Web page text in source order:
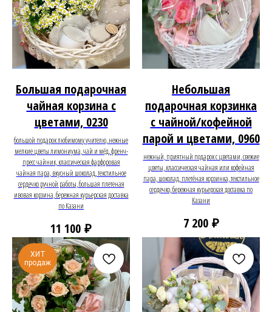
Большая подарочная
чайная корзина с
цветами, 0230
большой подарок любимому учителю, нежные
мелкие цветы лимониума, чай и мёд, френч-
пресс чайник, классическая фарфоровая
чайная пара, вкусный шоколад, текстильное
сердечко ручной работы, большая плетеная
ивовая корзина, бережная курьерская доставка
по Казани
11 100 ₽
Небольшая
подарочная корзинка
с чайной/кофейной
парой и цветами, 0960
нежный, приятный подарок с цветами, свежие
цветы, классическая чайная или кофейная
пара, шоколад, плетёная корзинка, текстильное
сердечко, бережная курьерская доставка по
Казани
7 200 ₽
ХИТ
продаж